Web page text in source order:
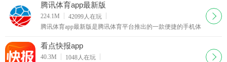
体验上还是很不错的，有需要上网的用户快来西西简单搜索
专区下载
腾讯体育app最新版
224.1M 42099人在玩
腾讯体育app最新版是腾讯体育平台推出的一款便捷的手机体
也能第一时间了解最新体育新闻动态。
下载
看点快报app
40.3M 1048人在玩
下载